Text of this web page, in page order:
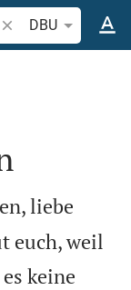
Bibelstelle oder
DBU
liebe
euch, weil
keine